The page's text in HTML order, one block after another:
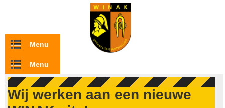
Overslaan en naar de inhoud gaan
Menu
Menu
Wij werken aan een nieuwe